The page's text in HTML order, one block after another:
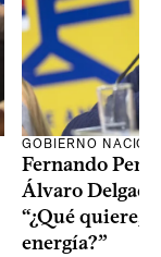
GOBIERNO
Fernando
Álvaro
“¿Qué quiere,
energía?”